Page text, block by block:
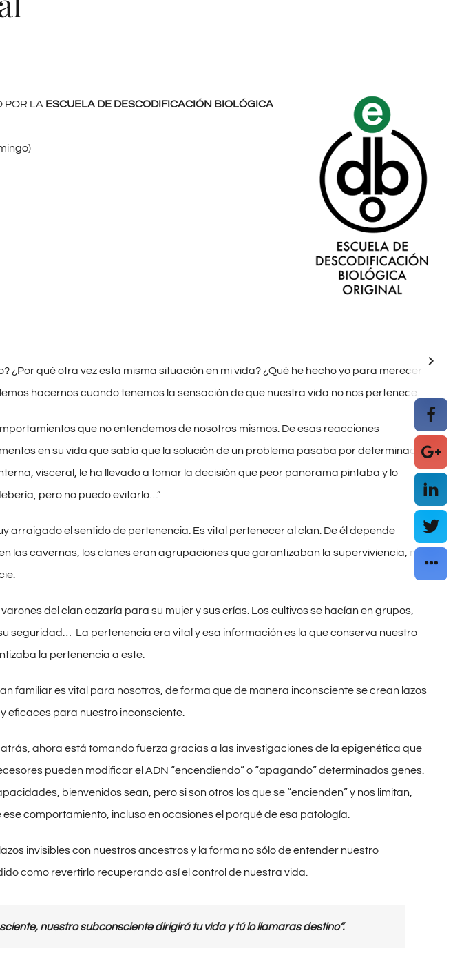
POR LA ESCUELA DE DESCODIFICACIÓN BIOLÓGICA
¿Por qué otra vez esta misma situación en mi vida? ¿Qué he hecho yo para merecer
hacernos cuando tenemos la sensación de que nuestra vida no nos pertenece.
que no entendemos de nosotros mismos. De esas reacciones
en su vida que sabía que la solución de un problema pasaba por determinados
visceral, le ha llevado a tomar la decisión que peor panorama pintaba y lo
pero no puedo evitarlo…”
arraigado el sentido de pertenencia. Es vital pertenecer al clan. De él depende
las cavernas, los clanes eran agrupaciones que garantizaban la superviviencia, no
del clan cazaría para su mujer y sus crías. Los cultivos se hacían en grupos,
seguridad… La pertenencia era vital y esa información es la que conserva nuestro
la pertenencia a este.
familiar es vital para nosotros, de forma que de manera inconsciente se crean lazos
eficaces para nuestro inconsciente.
ahora está tomando fuerza gracias a las investigaciones de la epigenética que
pueden modificar el ADN “encendiendo” o “apagando” determinados genes.
bienvenidos sean, pero si son otros los que se “encienden” y nos limitan,
comportamiento, incluso en ocasiones el porqué de esa patología.
invisibles con nuestros ancestros y la forma no sólo de entender nuestro
como revertirlo recuperando así el control de nuestra vida.
nuestro subconsciente dirigirá tu vida y tú lo llamaras destino”.